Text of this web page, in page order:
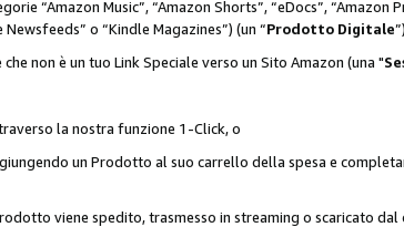
“Amazon Music”, “Amazon Shorts”, “eDocs”, “Amazon
o “Kindle Magazines”) (un “Prodotto Digitale
non è un tuo Link Speciale verso un Sito Amazon (una "
la nostra funzione 1-Click, o
un Prodotto al suo carrello della spesa e
viene spedito, trasmesso in streaming o scaricato dal